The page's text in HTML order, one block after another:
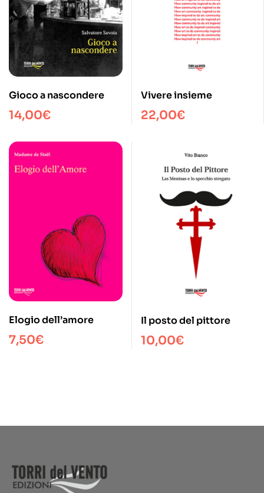
Gioco a nascondere
14,00€
Vivere insieme
22,00€
Elogio dell’amore
7,50€
Il posto del pittore
10,00€